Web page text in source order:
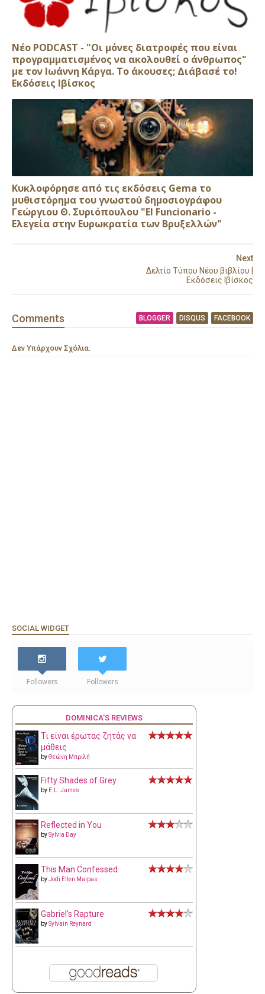
Νέο PODCAST - "Οι μόνες διατροφές που είναι
προγραμματισμένος να ακολουθεί ο άνθρωπος"
με τον Ιωάννη Κάργα. Το άκουσες; Διάβασέ το!
Εκδόσεις Ιβίσκος
Κυκλοφόρησε από τις εκδόσεις Gema το
μυθιστόρημα του γνωστού δημοσιογράφου
Γεώργιου Θ. Συριόπουλου "El Funcionario -
Ελεγεία στην Ευρωκρατία των Βρυξελλών"
Next
Δελτίο Τύπου Νέου βιβλίου |
Εκδόσεις Ιβίσκος
Comments BLOGGER DISQUS FACEBOOK
Δεν Υπάρχουν Σχόλια:
SOCIAL WIDGET
Followers Followers
DOMINICA'S REVIEWS
Τι είναι έρωτας ζητάς να
μάθεις
byΘεώνη Μπριλή
Fifty Shades of Grey
by E.L. James
Reflected in You
bySylvia Day
This Man Confessed
byJodi Ellen Malpas
Gabriel's Rapture
bySylvain Reynard